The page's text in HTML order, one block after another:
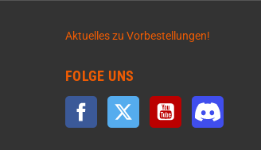
Aktuelles zu Vorbestellungen!
FOLGE UNS
Facebook Twitter YouTube